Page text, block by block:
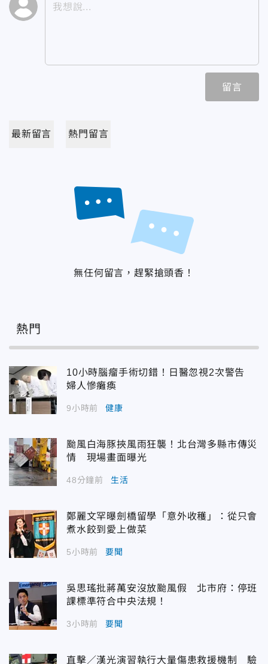
留言
最新留言 熱門留言
無任何留言，趕緊搶頭香！
熱門
10小時腦瘤手術切錯！日醫忽視2次警告
婦人慘癱瘓
9小時前 健康
颱風白海豚挾風雨狂襲！北台灣多縣市傳災
情 現場畫面曝光
48分鐘前 生活
鄭麗文罕曝劍橋留學「意外收穫」：從只會
煮水餃到愛上做菜
5小時前 要聞
吳思瑤批蔣萬安沒放颱風假 北市府：停班
課標準符合中央法規！
3小時前 要聞
直擊／漢光演習執行大量傷患救援機制 驗